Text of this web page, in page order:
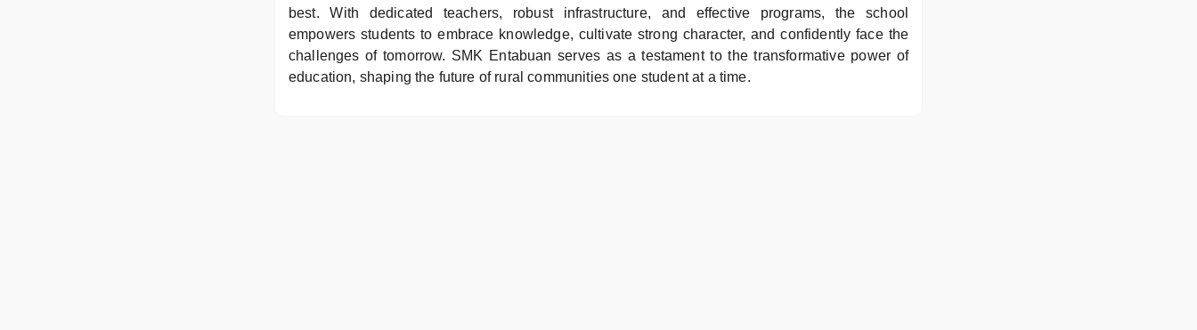
best. With dedicated teachers, robust infrastructure, and effective programs, the school
empowers students to embrace knowledge, cultivate strong character, and confidently face the
challenges of tomorrow. SMK Entabuan serves as a testament to the transformative power of
education, shaping the future of rural communities one student at a time.